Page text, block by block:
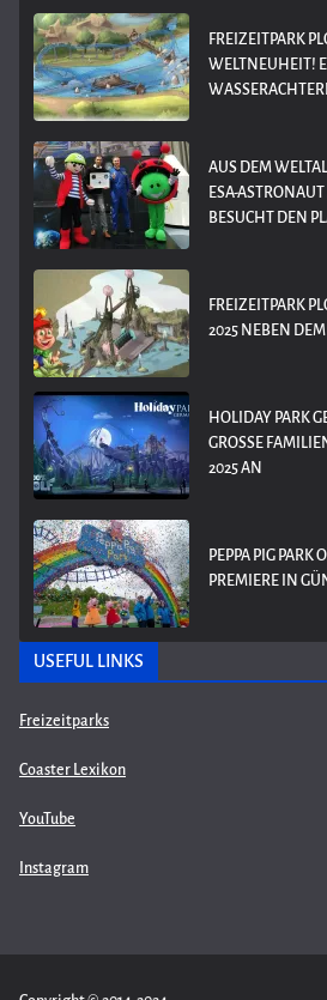
FREIZEITPARK
WELTNEUHEIT!
AUS DEM
ESA-
BESUCHT DEN
FREIZEITPARK
2025 NEBEN
HOLIDAY PARK
GROSSE
025 AN
PEPPA PIG PARK
PREMIERE IN
USEFUL LINKS
Freizeitparks
Coaster Lexikon
YouTube
Instagram